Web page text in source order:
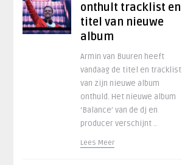
onthult tracklist en
titel van nieuwe
album
Armin van Buuren heeft
vandaag de titel en tracklist
van zijn nieuwe album
onthuld. Het nieuwe album
‘Balance’ van de dj en
producer verschijnt ..
Lees Meer